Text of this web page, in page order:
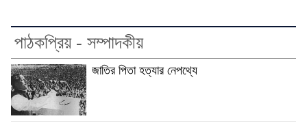
পাঠকপ্রিয় - সম্পাদকীয়
জাতির পিতা হত্যার নেপথ্যে